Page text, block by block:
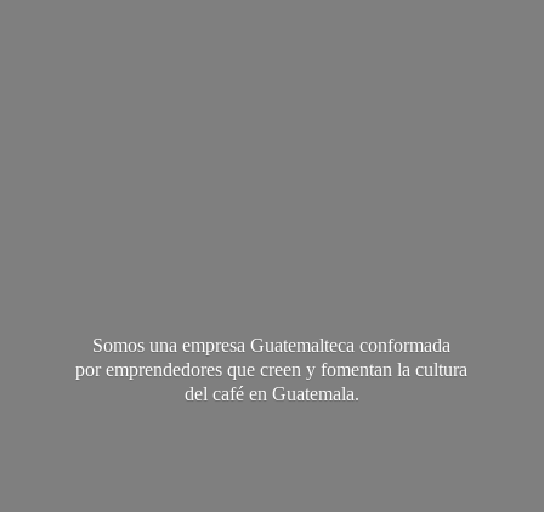
Somos una empresa Guatemalteca conformada
por emprendedores que creen y fomentan la cultura
del café en Guatemala.